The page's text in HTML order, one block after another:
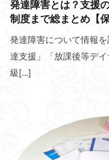
発達障害とは？支援
制度まで総まとめ【保
発達障害について情報
達支援」「放課後等デ
級[…]